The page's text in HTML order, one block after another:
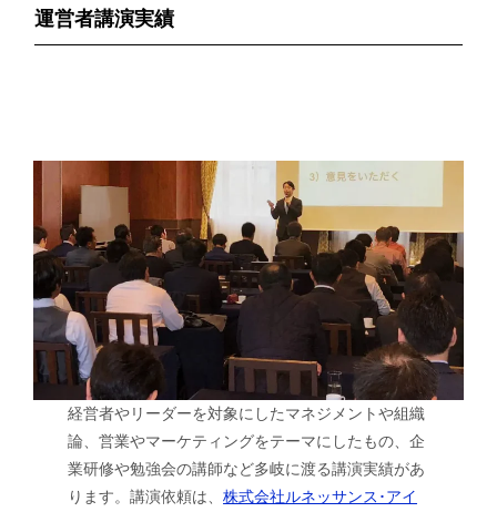
運営者講演実績
経営者やリーダーを対象にしたマネジメントや組織
論、営業やマーケティングをテーマにしたもの、企
業研修や勉強会の講師など多岐に渡る講演実績があ
ります。講演依頼は、株式会社ルネッサンス･アイ